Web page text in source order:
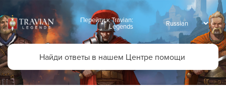
Перейти к Travian:
Legends